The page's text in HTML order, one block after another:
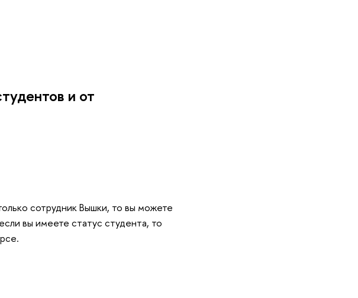
и от
сотрудник Вышки, то вы можете
вы имеете статус студента, то